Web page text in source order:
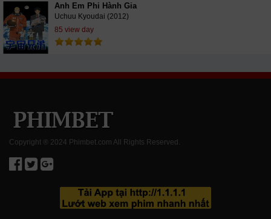
Anh Em Phi Hành Gia
Uchuu Kyoudai (2012)
85 view day
Copyright ® 2024 Phimbet.com All Rights Reserved.